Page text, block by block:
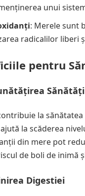
unui
: Merele sunt
radicalilor liberi
pentru
la
la scăderea
din mere pot
de boli de inimă
Digestiei